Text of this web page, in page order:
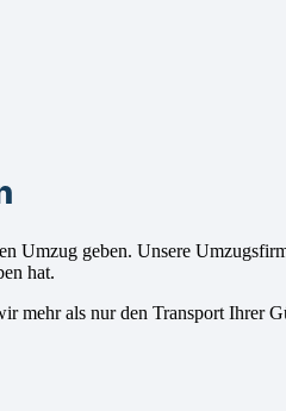
Umzug geben. Unsere
hat.
als nur den Transport Ihrer